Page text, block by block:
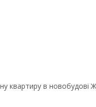
квартиру в